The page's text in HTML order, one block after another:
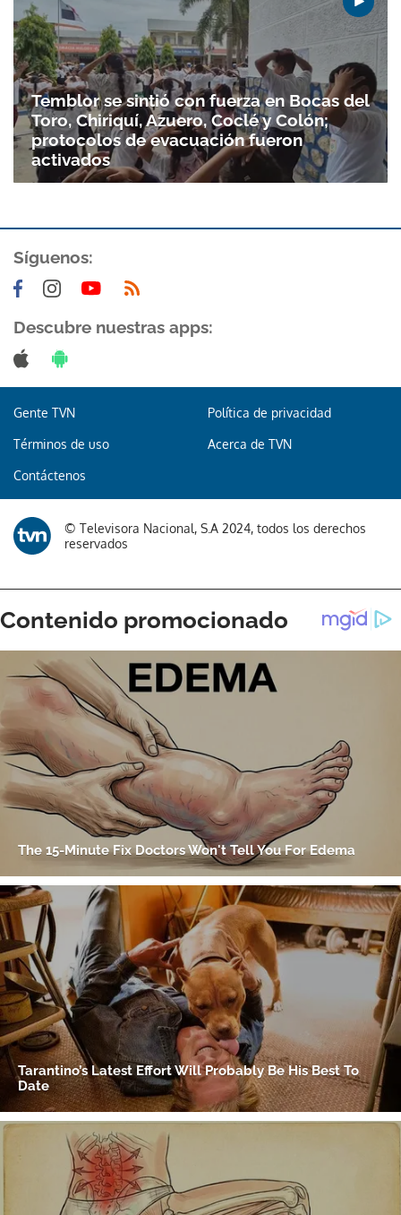
Gracias por suscribirte a nuestro boletín.
ACEPTAR
Temblor se sintió con fuerza en Bocas del
Toro, Chiriquí, Azuero, Coclé y Colón;
protocolos de evacuación fueron
activados
Síguenos:
Descubre nuestras apps:
Gente TVN Política de privacidad
Términos de uso Acerca de TVN
Contáctenos
© Televisora Nacional, S.A 2024, todos los derechos
reservados